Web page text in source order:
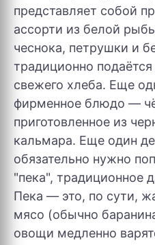
представляет собой
ассорти из белой
чеснока, петрушки и
традиционно
свежего хлеба. Еще
фирменное блюдо —
приготовленное из
кальмара. Еще один
обязательно нужно
"пека", традиционное
Пека — это, по сути,
мясо (обычно
овощи медленно